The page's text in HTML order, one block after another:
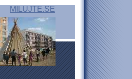
MILUJTE.SE